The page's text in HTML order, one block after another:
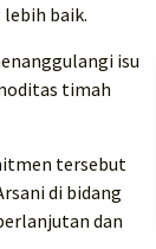
baik.
isu
timah
tersebut
di bidang
dan